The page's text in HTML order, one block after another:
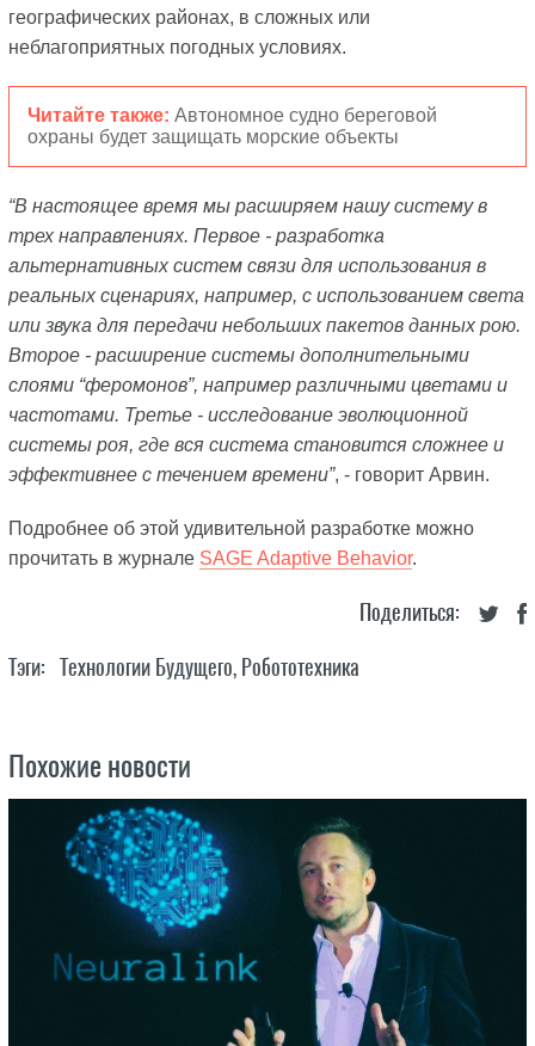
географических районах, в сложных или
неблагоприятных погодных условиях.
Читайте также: Автономное судно береговой
охраны будет защищать морские объекты
“В настоящее время мы расширяем нашу систему в
трех направлениях. Первое - разработка
альтернативных систем связи для использования в
реальных сценариях, например, с использованием света
или звука для передачи небольших пакетов данных рою.
Второе - расширение системы дополнительными
слоями “феромонов”, например различными цветами и
частотами. Третье - исследование эволюционной
системы роя, где вся система становится сложнее и
эффективнее с течением времени”, - говорит Арвин.
Подробнее об этой удивительной разработке можно
прочитать в журнале SAGE Adaptive Behavior.
Поделиться:
Тэги: Технологии Будущего, Робототехника
Похожие новости